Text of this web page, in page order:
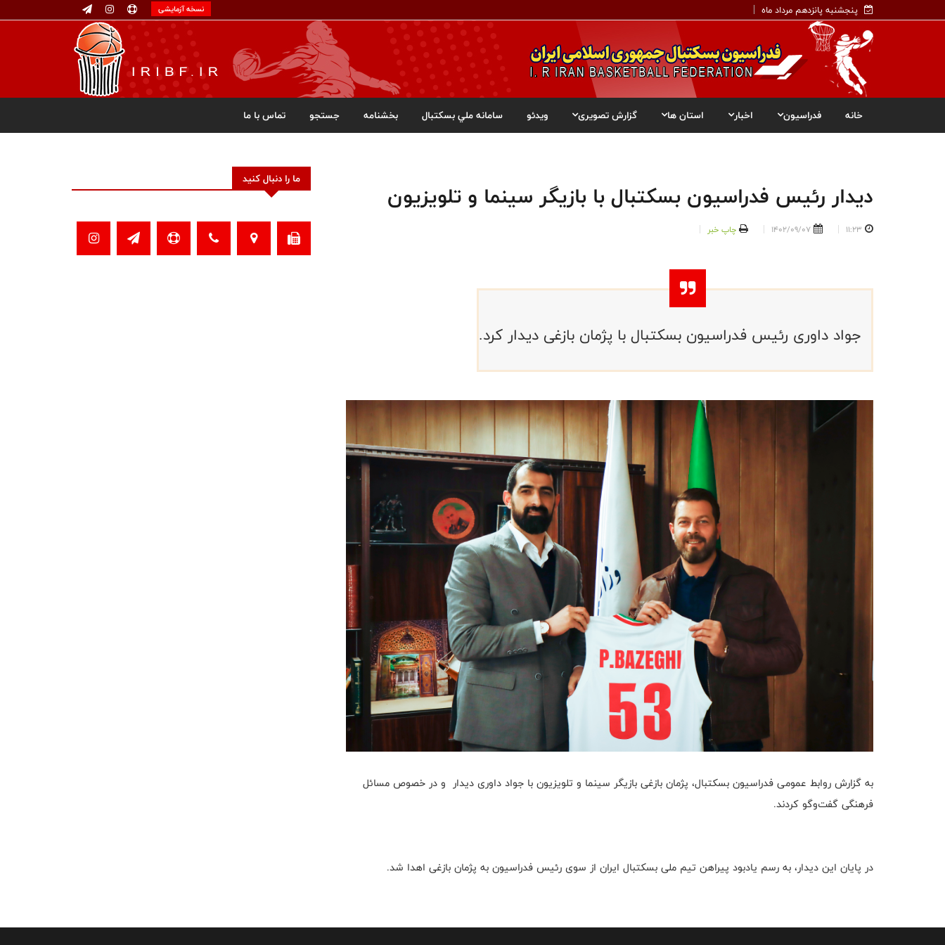
پنجشنبه پانزدهم مرداد ماه نسخه آزمایشی
خانه فدراسیون اخبار استان ها گزارش تصویری ویدئو سامانه ملي بسکتبال بخشنامه جستجو تماس با ما
دیدار رئيس فدراسيون بسكتبال با بازیگر سینما و تلویزیون
11:23
1402/09/07 چاپ خبر
جواد داوری رئیس فدراسیون بسکتبال با پژمان بازغی دیدار کرد.
به گزارش روابط عمومی فدراسیون بسکتبال، پژمان بازغی بازیگر سینما و تلویزیون با جواد داوری دیدار و در خصوص مسائل
فرهنگی گفت‌وگو کردند.
در پایان این دیدار، به رسم یادبود پیراهن تیم ملی بسکتبال ایران از سوی رئیس فدراسیون به پژمان بازغی اهدا شد.
ما را دنبال کنید